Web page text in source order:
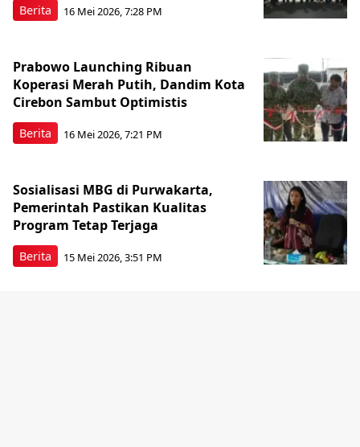
Berita 16 Mei 2026, 7:28 PM
Berita
Prabowo Launching Ribuan
Koperasi Merah Putih, Dandim Kota
Cirebon Sambut Optimistis
16 Mei 2026, 7:21 PM
Berita
Sosialisasi MBG di Purwakarta,
Pemerintah Pastikan Kualitas
Program Tetap Terjaga
15 Mei 2026, 3:51 PM